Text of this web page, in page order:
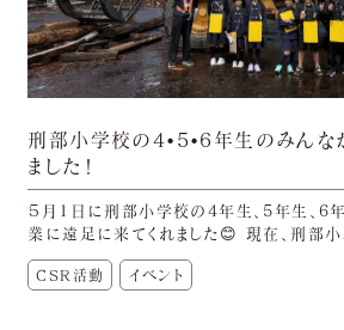
刑部小学校の4•5•6年生のみんな
ました！
５月1日に刑部小学校の4年生、5年生、6
業に遠足に来てくれました😊 現在、刑部
CSR活動 イベント